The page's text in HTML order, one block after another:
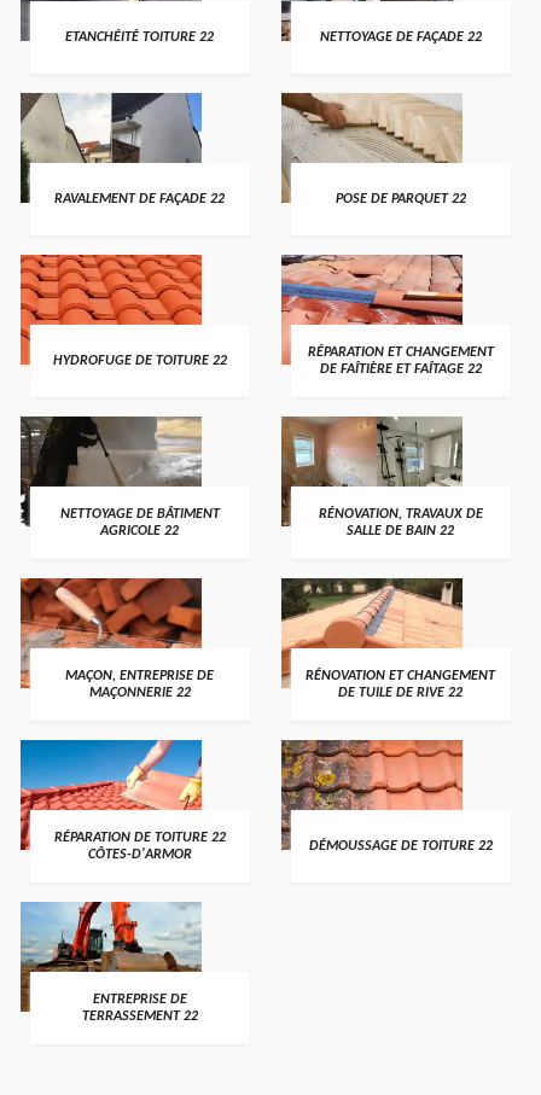
ETANCHÉITÉ TOITURE 22 NETTOYAGE DE FAÇADE 22
RAVALEMENT DE FAÇADE 22 POSE DE PARQUET 22
HYDROFUGE DE TOITURE 22
RÉPARATION ET CHANGEMENT
DE FAÎTIÈRE ET FAÎTAGE 22
NETTOYAGE DE BÂTIMENT
AGRICOLE 22
RÉNOVATION, TRAVAUX DE
SALLE DE BAIN 22
MAÇON, ENTREPRISE DE
MAÇONNERIE 22
RÉNOVATION ET CHANGEMENT
DE TUILE DE RIVE 22
RÉPARATION DE TOITURE 22
CÔTES-D'ARMOR
DÉMOUSSAGE DE TOITURE 22
ENTREPRISE DE
TERRASSEMENT 22